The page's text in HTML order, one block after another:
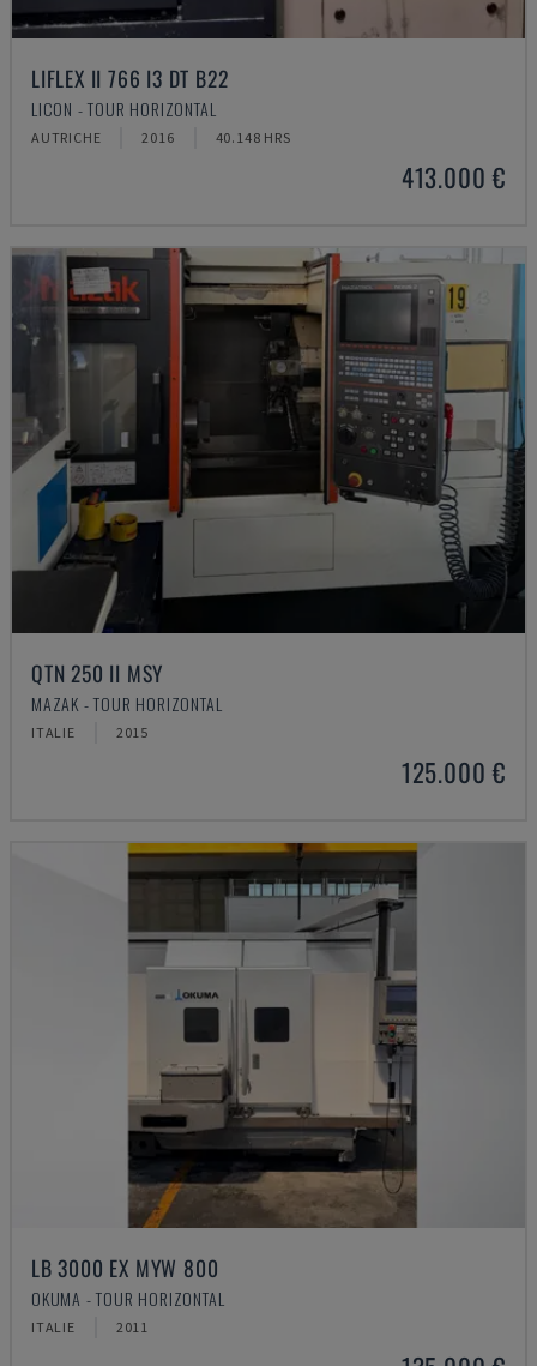
LIFLEX II 766 I3 DT B22
LICON - TOUR HORIZONTAL
AUTRICHE 2016 40.148 HRS
413.000 €
QTN 250 II MSY
MAZAK - TOUR HORIZONTAL
ITALIE 2015
125.000 €
LB 3000 EX MYW 800
OKUMA - TOUR HORIZONTAL
ITALIE 2011